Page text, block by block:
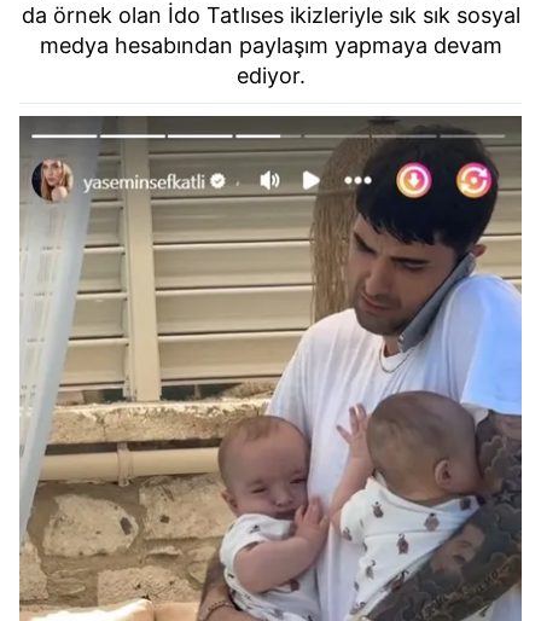
da örnek olan İdo Tatlıses ikizleriyle sık sık sosyal
medya hesabından paylaşım yapmaya devam
ediyor.